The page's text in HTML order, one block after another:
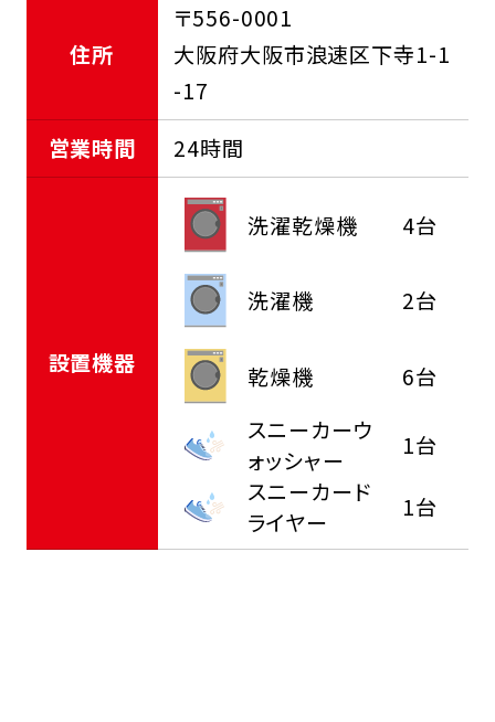
住所
〒556-0001
大阪府大阪市浪速区下寺1-1
-17
営業時間
24時間
設置機器
洗濯乾燥機 4台
洗濯機 2台
乾燥機
6台
スニーカーウ
ォッシャー
1台
スニーカード
ライヤー
1台